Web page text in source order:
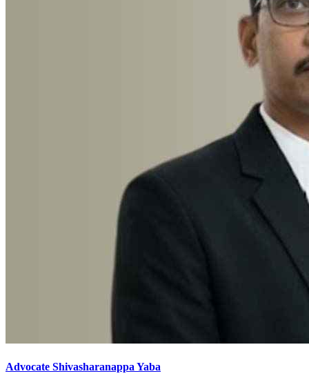
Advocate Shivasharanappa Yaba